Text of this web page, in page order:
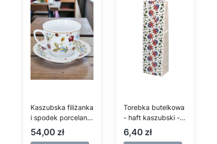
Kaszubska filiżanka
i spodek porcelana
Lubiana (Wdzydze)
Cena
54,00 zł
Torebka butelkowa
- haft kaszubski -
szkoła wdzydzka
Cena
6,40 zł